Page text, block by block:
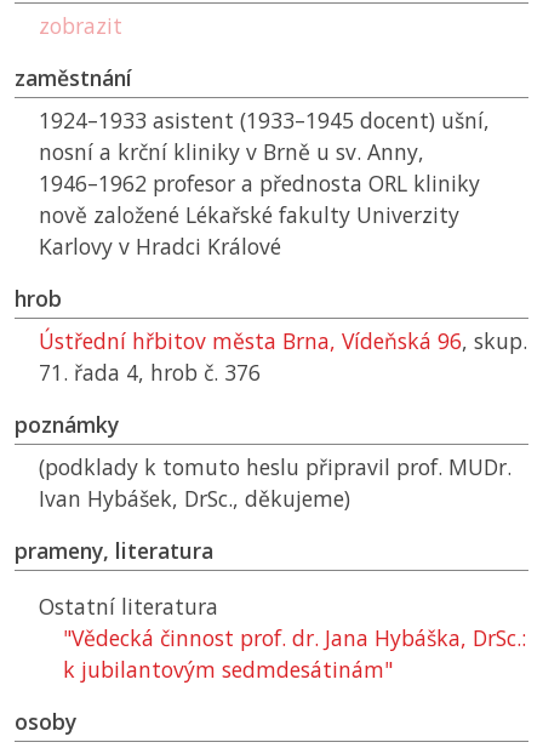
zobrazit
zaměstnání
1924–1933 asistent (1933–1945 docent) ušní,
nosní a krční kliniky v Brně u sv. Anny,
1946–1962 profesor a přednosta ORL kliniky
nově založené Lékařské fakulty Univerzity
Karlovy v Hradci Králové
hrob
Ústřední hřbitov města Brna, Vídeňská 96, skup.
71. řada 4, hrob č. 376
poznámky
(podklady k tomuto heslu připravil prof. MUDr.
Ivan Hybášek, DrSc., děkujeme)
prameny, literatura
Ostatní literatura
"Vědecká činnost prof. dr. Jana Hybáška, DrSc.:
k jubilantovým sedmdesátinám"
osoby